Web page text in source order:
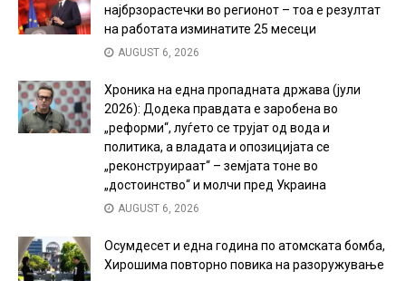
најбрзорастечки во регионот – тоа е резултат
на работата изминатите 25 месеци
AUGUST 6, 2026
Хроника на една пропадната држава (јули
2026): Додека правдата е заробена во
„реформи“, луѓето се трујат од вода и
политика, а владата и опозицијата се
„реконструираат“ – земјата тоне во
„достоинство“ и молчи пред Украина
AUGUST 6, 2026
Осумдесет и една година по атомската бомба,
Хирошима повторно повика на разоружување